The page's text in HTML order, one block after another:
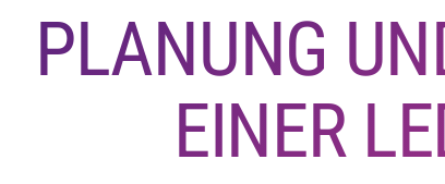
PLANUNG
EINER